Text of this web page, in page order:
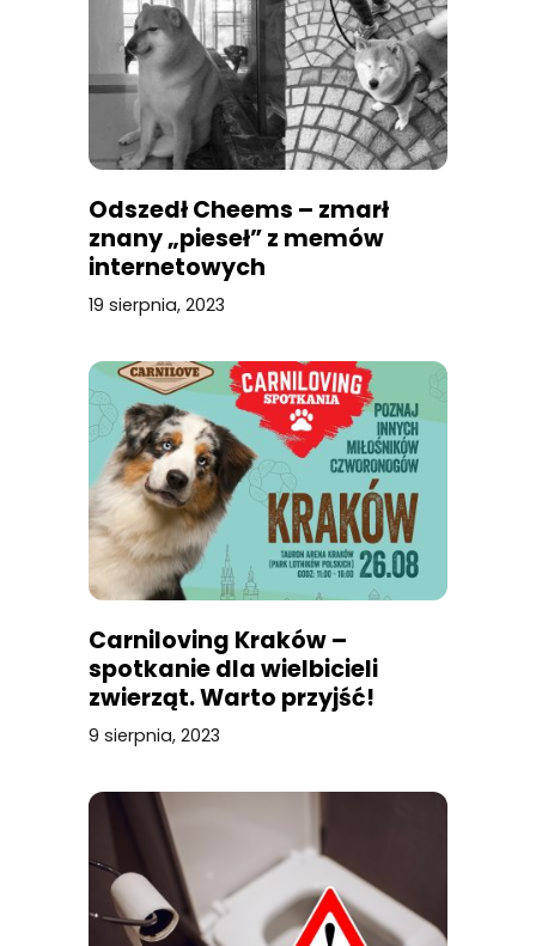
Odszedł Cheems – zmarł
znany „pieseł” z memów
internetowych
19 sierpnia, 2023
Carniloving Kraków –
spotkanie dla wielbicieli
zwierząt. Warto przyjść!
9 sierpnia, 2023